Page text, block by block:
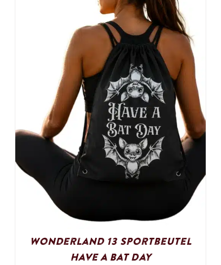
Wonderland 13 Sportbeutel
Have a Bat Day